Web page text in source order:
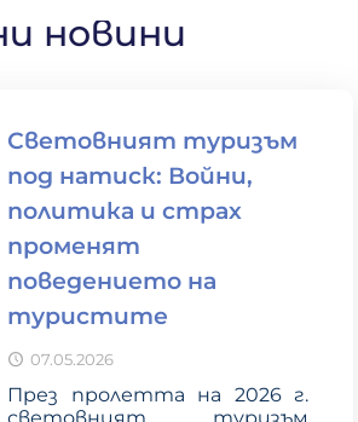
новини
Световният туризъм
под натиск: Войни,
политика и страх
променят
поведението на
туристите
07.05.2026
През пролетта на 2026 г.